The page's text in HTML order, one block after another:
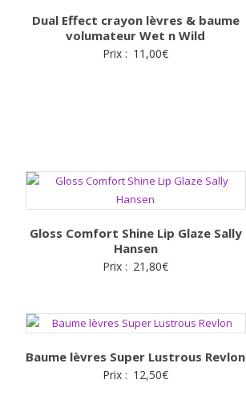
Dual Effect crayon lèvres & baume
volumateur Wet n Wild
Prix : 11,00€
Gloss Comfort Shine Lip Glaze Sally
Hansen
Prix : 21,80€
Baume lèvres Super Lustrous Revlon
Prix : 12,50€